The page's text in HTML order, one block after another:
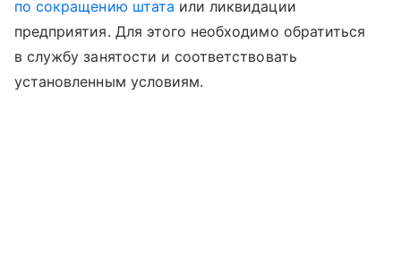
по сокращению штата или ликвидации
предприятия. Для этого необходимо обратиться
в службу занятости и соответствовать
установленным условиям.